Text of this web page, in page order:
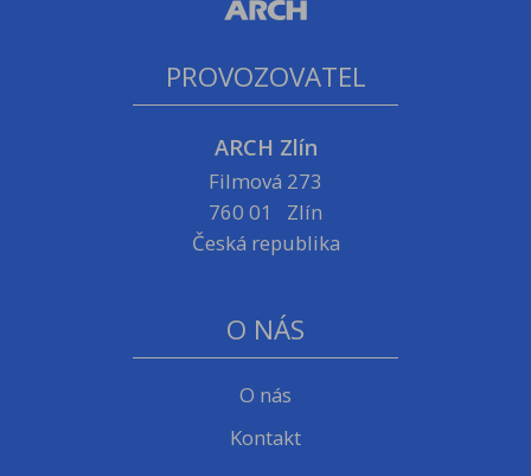
PROVOZOVATEL
ARCH Zlín
Filmová 273
760 01 Zlín
Česká republika
O NÁS
O nás
Kontakt